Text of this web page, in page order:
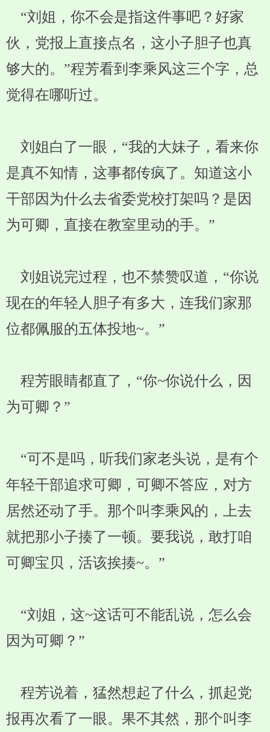
“刘姐，你不会是指这件事吧？好家
伙，党报上直接点名，这小子胆子也真
够大的。”程芳看到李乘风这三个字，总
觉得在哪听过。
刘姐白了一眼，“我的大妹子，看来你
是真不知情，这事都传疯了。知道这小
干部因为什么去省委党校打架吗？是因
为可卿，直接在教室里动的手。”
刘姐说完过程，也不禁赞叹道，“你说
现在的年轻人胆子有多大，连我们家那
位都佩服的五体投地~。”
程芳眼睛都直了，“你~你说什么，因
为可卿？”
“可不是吗，听我们家老头说，是有个
年轻干部追求可卿，可卿不答应，对方
居然还动了手。那个叫李乘风的，上去
就把那小子揍了一顿。要我说，敢打咱
可卿宝贝，活该挨揍~。”
“刘姐，这~这话可不能乱说，怎么会
因为可卿？”
程芳说着，猛然想起了什么，抓起党
报再次看了一眼。果不其然，那个叫李